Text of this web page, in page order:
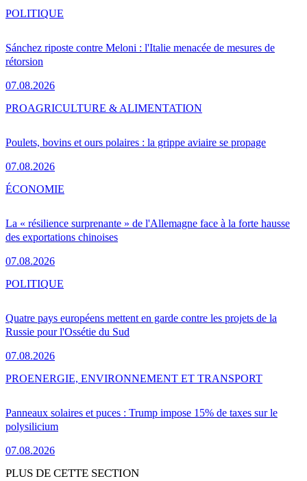
Sánchez riposte contre Meloni : l'Italie menacée de mesures de
rétorsion
07.08.2026
POLITIQUE
Poulets, bovins et ours polaires : la grippe aviaire se propage
07.08.2026
PROAGRICULTURE & ALIMENTATION
La « résilience surprenante » de l'Allemagne face à la forte hausse
des exportations chinoises
07.08.2026
ÉCONOMIE
Quatre pays européens mettent en garde contre les projets de la
Russie pour l'Ossétie du Sud
07.08.2026
POLITIQUE
Panneaux solaires et puces : Trump impose 15% de taxes sur le
polysilicium
07.08.2026
PROENERGIE, ENVIRONNEMENT ET TRANSPORT
PLUS DE CETTE SECTION